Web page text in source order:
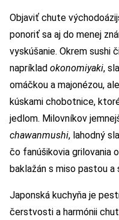
Objaviť chute
ponoriť sa aj do menej
vyskúšanie. Okrem sushi
napríklad okonomiyaki,
omáčkou a majonézou,
kúskami chobotnice,
jedlom. Milovníkov
chawanmushi, lahodný
čo fanúšikovia grilovania
baklažán s miso pastou a
Japonská kuchyňa je
čerstvosti a harmónii